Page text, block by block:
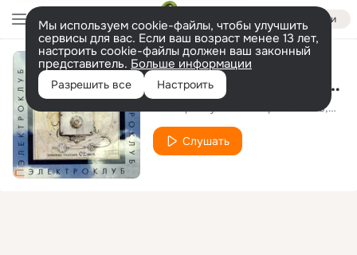
Войти
Мы используем cookie-файлы, чтобы улучшить
сервисы для вас. Если ваш возраст менее 13 лет,
настроить cookie-файлы должен ваш законный
представитель. Больше информации
Разрешить все Настроить Прощальный день (Сколько красок у цветов)
Игорь Тальков
Слушать